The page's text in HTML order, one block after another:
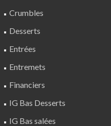
Crumbles
Desserts
Entrées
Entremets
Financiers
IG Bas Desserts
IG Bas salées